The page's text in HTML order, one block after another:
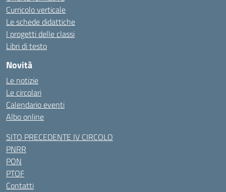
Curricolo verticale
Le schede didattiche
I progetti delle classi
Libri di testo
Novità
Le notizie
Le circolari
Calendario eventi
Albo online
SITO PRECEDENTE IV CIRCOLO
PNRR
PON
PTOF
Contatti